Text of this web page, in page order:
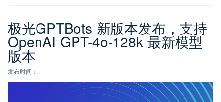
极光GPTBots 新版本发布，支持
OpenAI GPT-4o-128k 最新模型
版本
发布时间：